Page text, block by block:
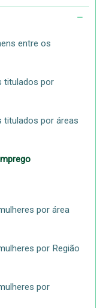
entre os
titulados por
titulados por áreas
por área
por Região
por